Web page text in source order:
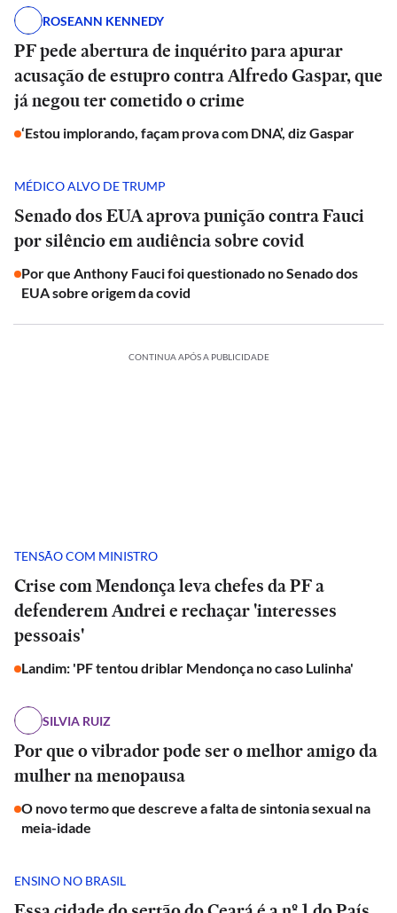
ROSEANN KENNEDY
PF pede abertura de inquérito para apurar
acusação de estupro contra Alfredo Gaspar, que
já negou ter cometido o crime
‘Estou implorando, façam prova com DNA’, diz Gaspar
MÉDICO ALVO DE TRUMP
Senado dos EUA aprova punição contra Fauci
por silêncio em audiência sobre covid
Por que Anthony Fauci foi questionado no Senado dos
EUA sobre origem da covid
CONTINUA APÓS A PUBLICIDADE
TENSÃO COM MINISTRO
Crise com Mendonça leva chefes da PF a
defenderem Andrei e rechaçar 'interesses
pessoais'
Landim: 'PF tentou driblar Mendonça no caso Lulinha'
SILVIA RUIZ
Por que o vibrador pode ser o melhor amigo da
mulher na menopausa
O novo termo que descreve a falta de sintonia sexual na
meia-idade
ENSINO NO BRASIL